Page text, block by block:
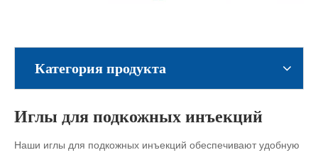
Категория продукта
Иглы для подкожных инъекций
Наши иглы для подкожных инъекций обеспечивают удобную